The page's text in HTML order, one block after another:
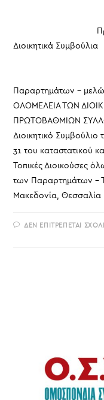
Αριθμ.
των
Παραρτημάτων –
ΟΛΟΜΕΛΕΙΑ ΤΩΝ
ΠΡΩΤΟΒΑΘΜΙΩΝ
Διοικητικό
31 του καταστατικού
Τοπικές Διοικούσες
των Παραρτημάτων –
Μακεδονία, Θεσσαλία
ΔΕΝ ΕΠΙΤΡΈΠΕΤΑΙ